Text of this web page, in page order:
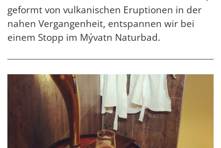
geformt von vulkanischen Eruptionen in der
nahen Vergangenheit, entspannen wir bei
einem Stopp im Mývatn Naturbad.